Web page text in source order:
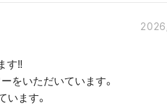
す‼︎
をいただいています。
ます。